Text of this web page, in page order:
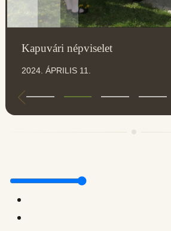
Kapuvári népviselet
2024. ÁPRILIS 11.